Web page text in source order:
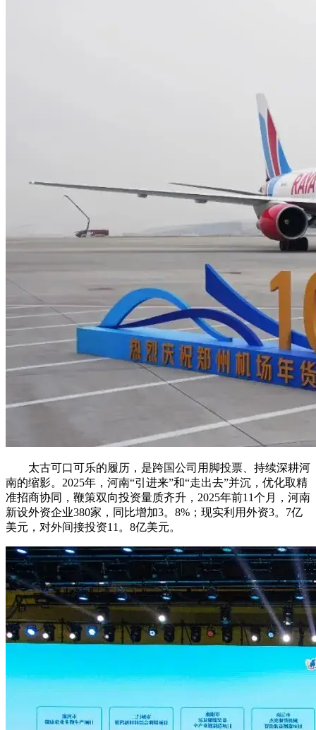
太古可口可乐的履历，是跨国公司用脚投票、持续深耕河
南的缩影。2025年，河南“引进来”和“走出去”并沉，优化取精
准招商协同，鞭策双向投资量质齐升，2025年前11个月，河南
新设外资企业380家，同比增加3。8%；现实利用外资3。7亿
美元，对外间接投资11。8亿美元。